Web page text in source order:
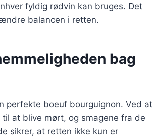
fyldig rødvin kan bruges. Det
balancen i retten.
bag
perfekte boeuf bourguignon. Ved at
at blive mørt, og smagene fra de
sikrer, at retten ikke kun er